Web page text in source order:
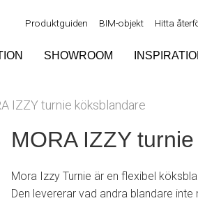
Produktguiden BIM-objekt Hitta
SHOWROOM
IZZY turnie köksblandare
MORA IZZY
Mora Izzy Turnie är en flexibel
Den levererar vad andra blandare